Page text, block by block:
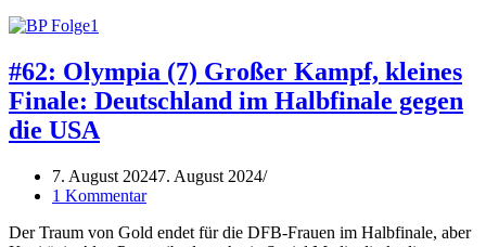
#62: Olympia (7) Großer Kampf, kleines
Finale: Deutschland im Halbfinale gegen
die USA
7. August 20247. August 2024
1 Kommentar
Der Traum von Gold endet für die DFB-Frauen im Halbfinale, aber